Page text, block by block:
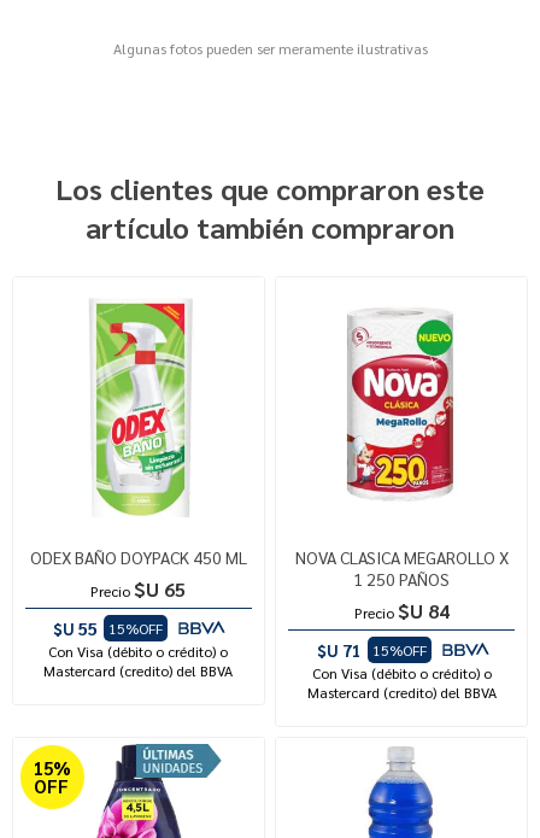
Algunas fotos pueden ser meramente ilustrativas
Los clientes que compraron este
artículo también compraron
ODEX BAÑO DOYPACK 450 ML
Precio $U 65
$U 55
15%OFF
Con Visa (débito o crédito) o
Mastercard (credito) del BBVA
NOVA CLASICA MEGAROLLO X
1 250 PAÑOS
Precio $U 84
$U 71
15%OFF
Con Visa (débito o crédito) o
Mastercard (credito) del BBVA
15%
OFF